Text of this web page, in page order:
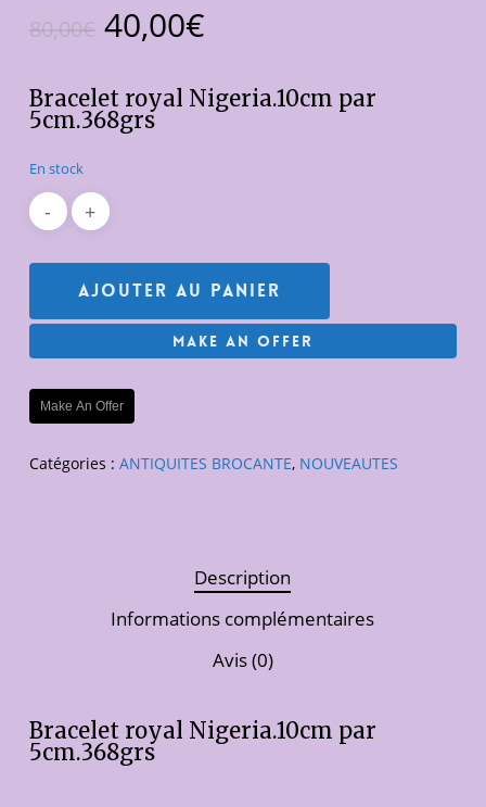
80,00€ Le
prix
initial
était :
40,00€Le
actuel
est :
Bracelet royal Nigeria.10cm par
5cm.368grs
En stock
Ajouter Au Panier
Make An Offer
Make An Offer
Catégories : ANTIQUITES BROCANTE, NOUVEAUTES
Description
Informations complémentaires
Avis (0)
Bracelet royal Nigeria.10cm par
5cm.368grs